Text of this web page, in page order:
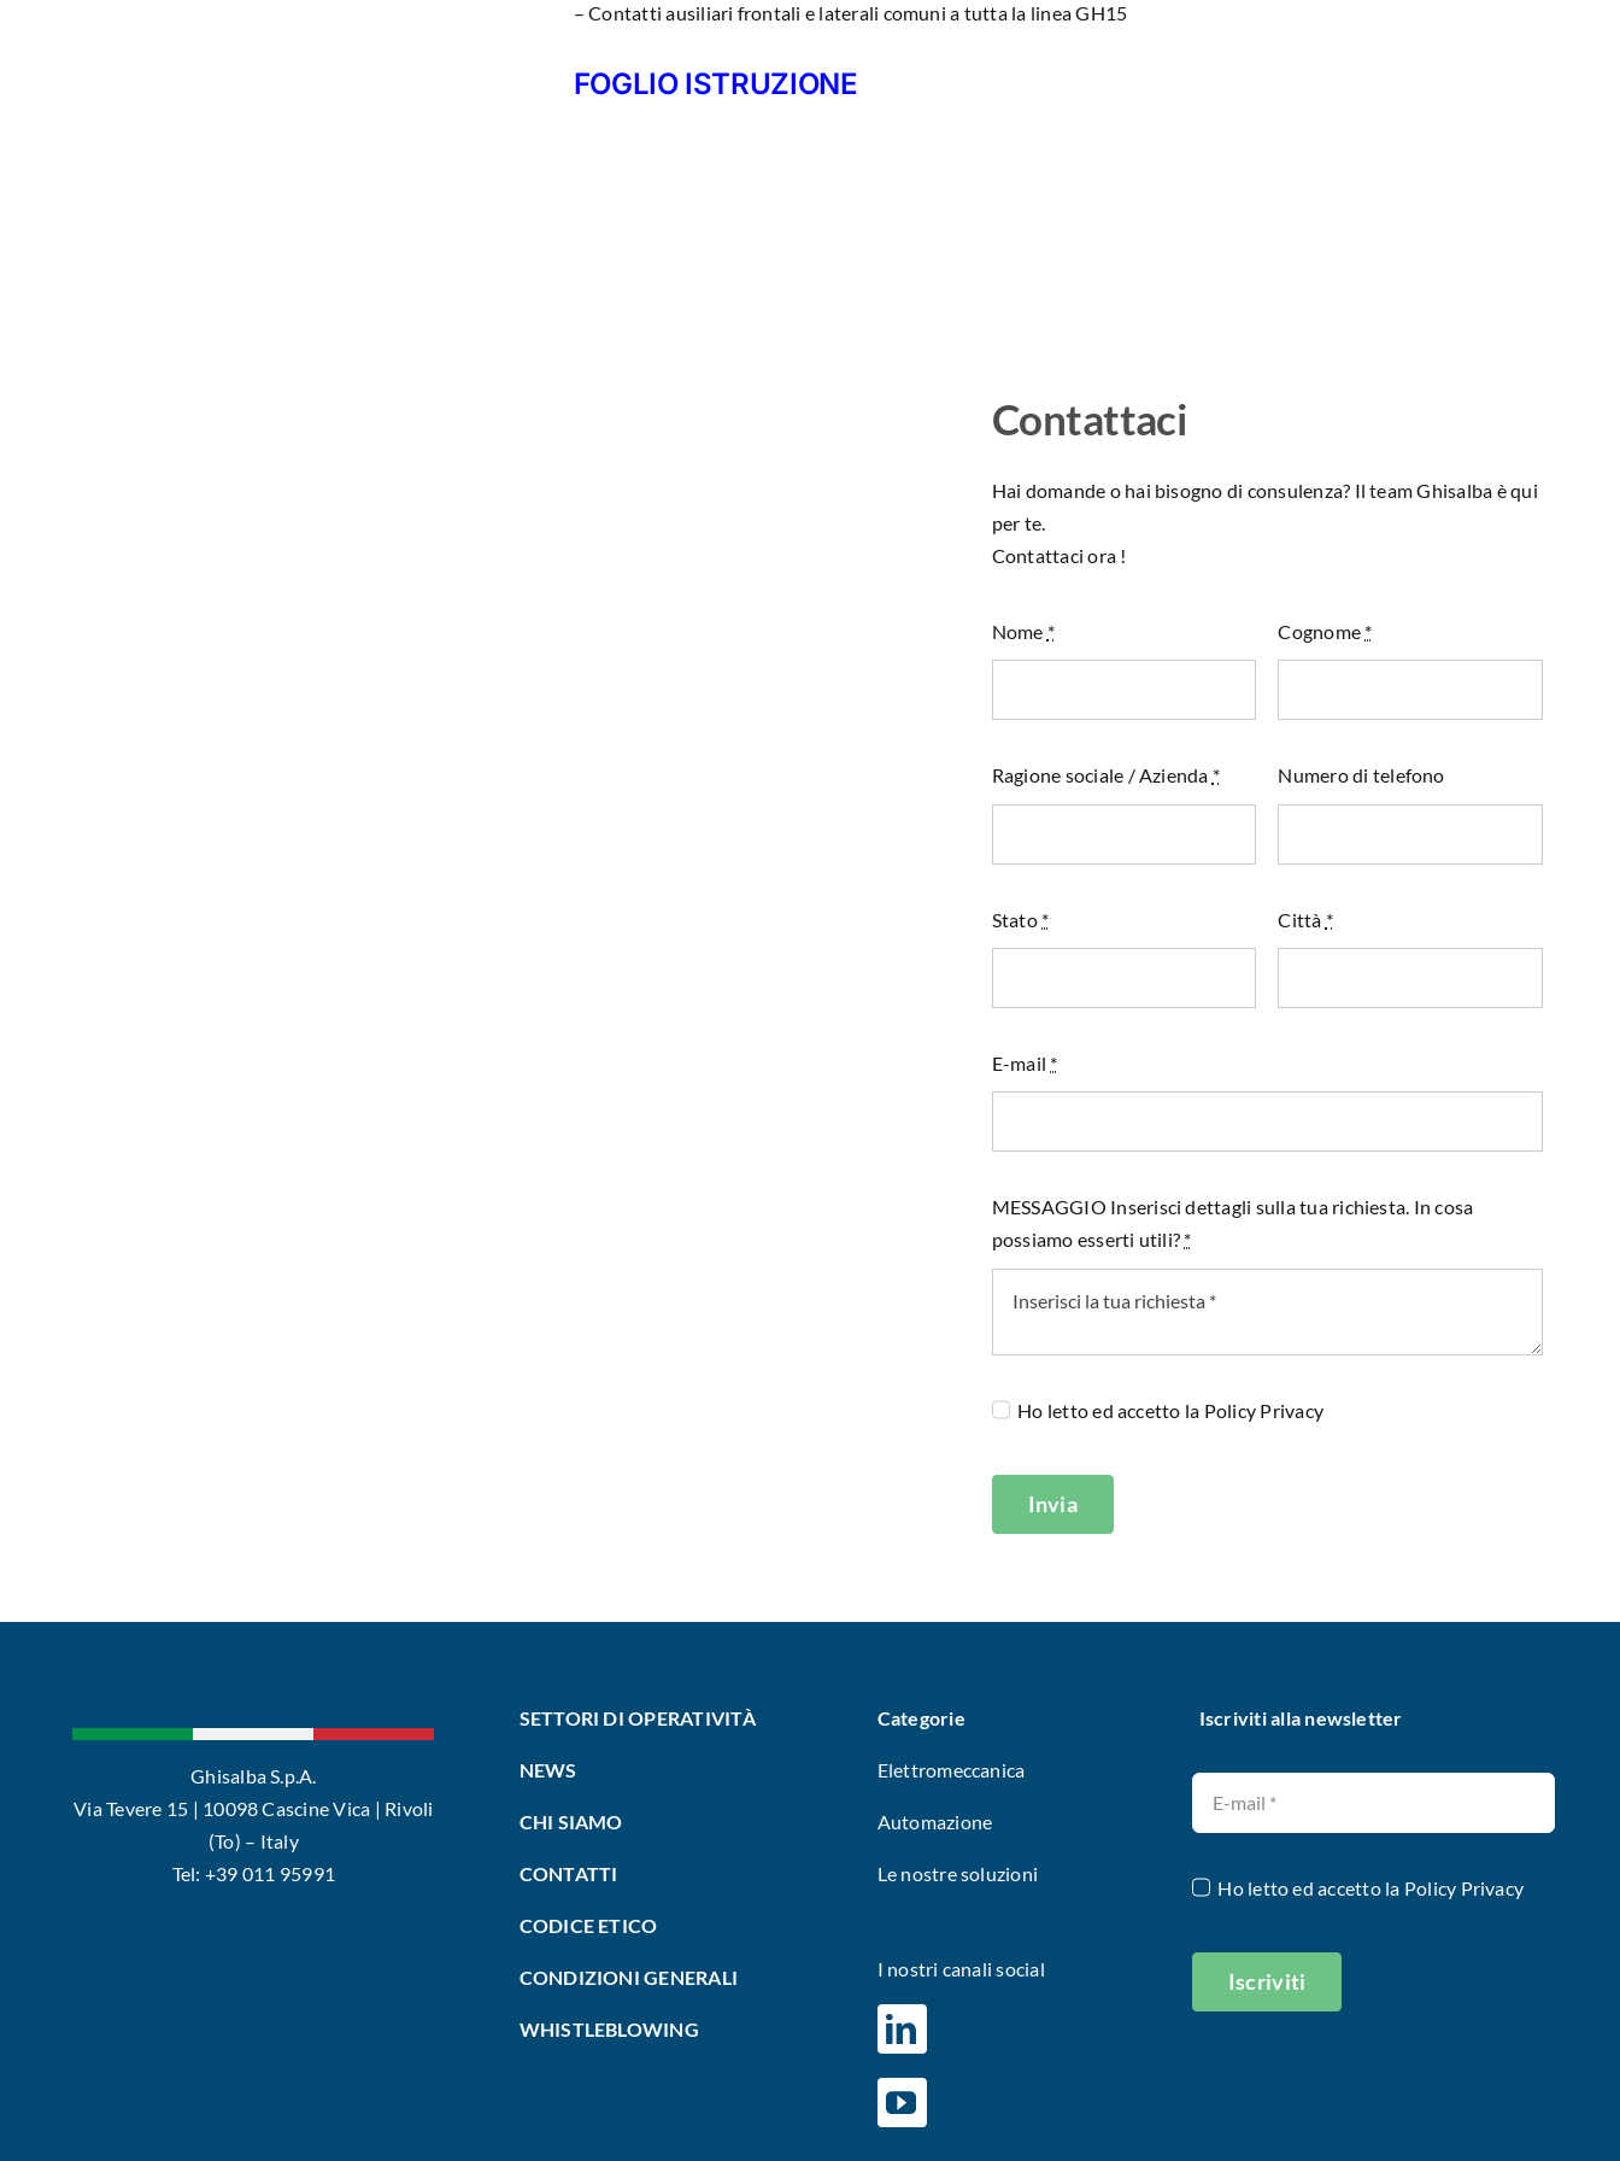
– Contatti ausiliari frontali e laterali comuni a tutta la linea GH15
FOGLIO ISTRUZIONE
Contattaci
Hai domande o hai bisogno di consulenza? Il team Ghisalba è qui
per te.
Contattaci ora !
Nome * Cognome *
Ragione sociale / Azienda * Numero di telefono
Stato * Città *
E-mail *
MESSAGGIO Inserisci dettagli sulla tua richiesta. In cosa
possiamo esserti utili? *
Ho letto ed accetto la Policy Privacy
Invia
Ghisalba S.p.A.
Via Tevere 15 | 10098 Cascine Vica | Rivoli
(To) – Italy
Tel: +39 011 95991
SETTORI DI OPERATIVITÀ
NEWS
CHI SIAMO
CONTATTI
CODICE ETICO
CONDIZIONI GENERALI
WHISTLEBLOWING
Categorie
Elettromeccanica
Automazione
Le nostre soluzioni
I nostri canali social
Iscriviti alla newsletter
Ho letto ed accetto la Policy Privacy
Iscriviti